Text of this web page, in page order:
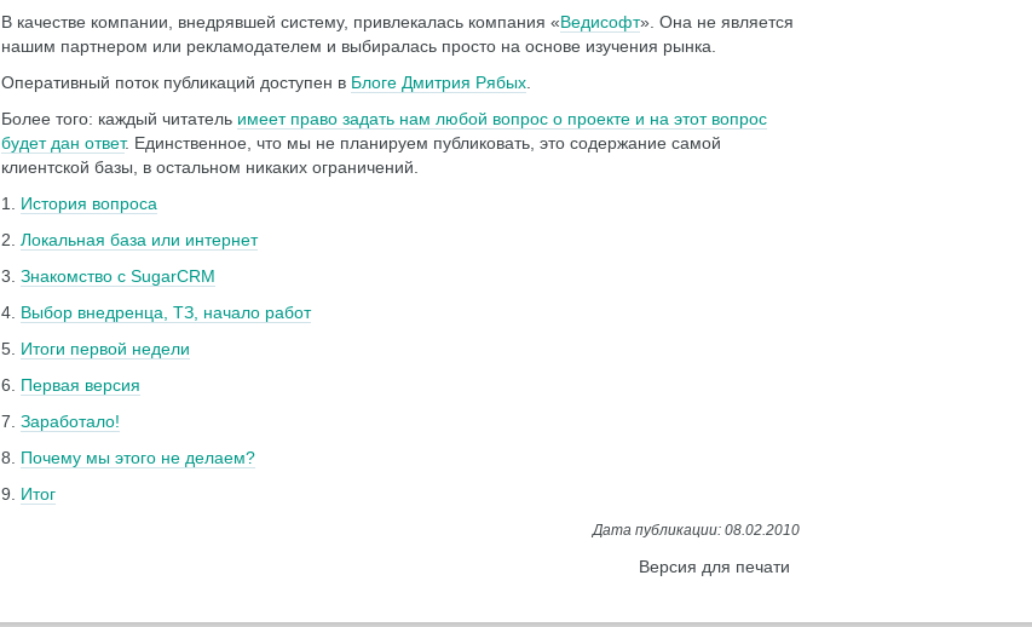
В качестве компании, внедрявшей систему, привлекалась компания «Ведисофт». Она не является
нашим партнером или рекламодателем и выбиралась просто на основе изучения рынка.
Оперативный поток публикаций доступен в Блоге Дмитрия Рябых
Более того: каждый читатель имеет право задать нам любой вопрос о проекте и на этот вопрос
будет дан ответ. Единственное, что мы не планируем публиковать, это содержание самой
клиентской базы, в остальном никаких ограничений.
1. История вопроса
2. Локальная база или интернет
3. Знакомство с SugarCRM
4. Выбор внедренца, ТЗ, начало работ
5. Итоги первой недели
6. Первая версия
7. Заработало!
8. Почему мы этого не делаем?
9. Итог
Версия для печати